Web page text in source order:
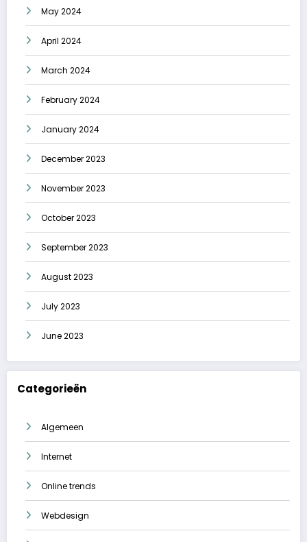
May 2024
April 2024
March 2024
February 2024
January 2024
December 2023
November 2023
October 2023
September 2023
August 2023
July 2023
June 2023
Categorieën
Algemeen
Internet
Online trends
Webdesign